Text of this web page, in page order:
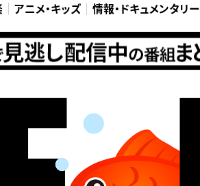
アニメ・キッズ 情報・ ドキュメンタリー